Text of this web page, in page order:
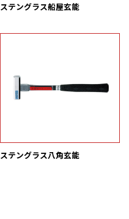
ステングラス船屋玄能
ステングラス八角玄能